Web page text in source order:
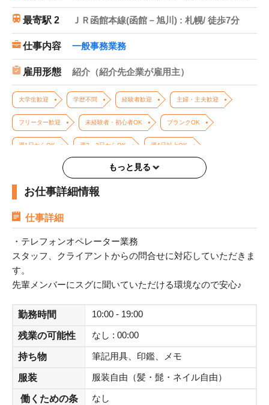
最寄駅 2 ＪＲ函館本線(函館－旭川) : 札幌/ 徒歩7分
仕事内容 一般事務業務
雇用形態 紹介（紹介先企業が雇用主）
大学生歓迎 学歴不問 経験者歓迎 主婦・主夫歓迎
フリーター歓迎 未経験者・初心者OK ブランクOK
週1日からOK 週2、3日からOK 週4日以上OK
平日のみOK（土日祝休み） 即日勤務OK
長期歓迎 短時間勤務（1日4h以内）
交通費支給
髪型・髪色自由
ネイル自由・ピアスOK
もっと見る
お仕事詳細情報
仕事詳細
・テレフォンオペレーター業務
スタッフ、クライアントからの問合せに対応していただきま
す。
先輩メンバーにスグに聞いていただける環境なので安心♪
勤務時間 10:00 - 19:00
残業の可能性 なし : 00:00
持ち物 筆記用具、印鑑、メモ
服装 服装自由（髪・髭・ネイル自由）
働くための条
なし